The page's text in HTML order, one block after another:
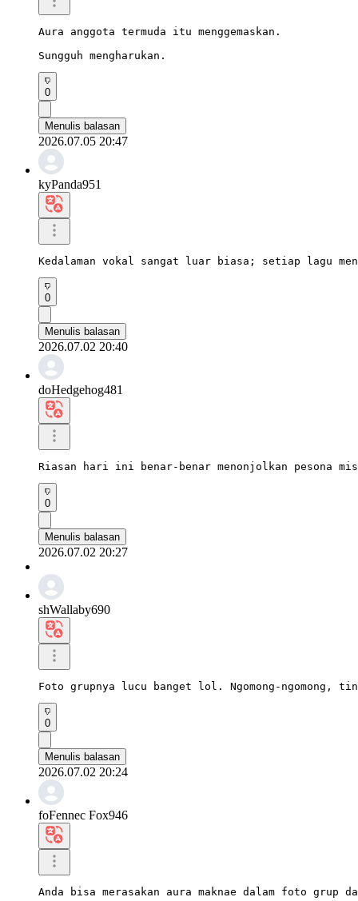
Aura anggota termuda itu menggemaskan.
Sungguh mengharukan.
0
Menulis balasan
2026.07.05 20:47
kyPanda951
Kedalaman vokal sangat luar biasa; setiap lagu
0
Menulis balasan
2026.07.02 20:40
doHedgehog481
Riasan hari ini benar-benar menonjolkan pesona
0
Menulis balasan
2026.07.02 20:27
shWallaby690
Foto grupnya lucu banget lol. Ngomong-ngomong,
0
Menulis balasan
2026.07.02 20:24
foFennec Fox946
Anda bisa merasakan aura maknae dalam foto grup